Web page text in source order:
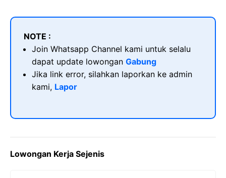
NOTE :
Join Whatsapp Channel kami untuk selalu
dapat update lowongan Gabung
Jika link error, silahkan laporkan ke admin
kami, Lapor
Lowongan Kerja Sejenis